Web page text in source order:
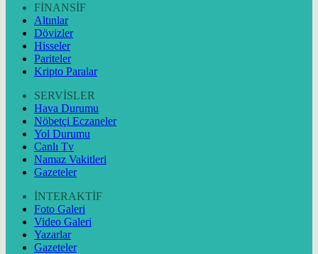
FİNANSİF
Altınlar
Dövizler
Hisseler
Pariteler
Kripto Paralar
SERVİSLER
Hava Durumu
Nöbetçi Eczaneler
Yol Durumu
Canlı Tv
Namaz Vakitleri
Gazeteler
İNTERAKTİF
Foto Galeri
Video Galeri
Yazarlar
Gazeteler